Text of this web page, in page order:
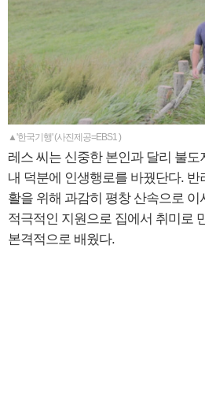
▲'한국기행' (사진제공=EBS1 )
레스 씨는 신중한 본인과 달리 불
내 덕분에 인생행로를 바꿨단다.
활을 위해 과감히 평창 산속으로 이
적극적인 지원으로 집에서 취미로
본격적으로 배웠다.